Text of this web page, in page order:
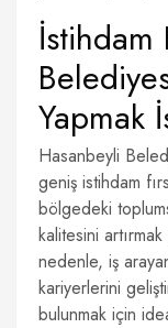
İstihdam
Yapmak
Hasanbeyli
geniş istihdam
bölgedeki
kalitesini
nedenle, iş
kariyerlerini
bulunmak için